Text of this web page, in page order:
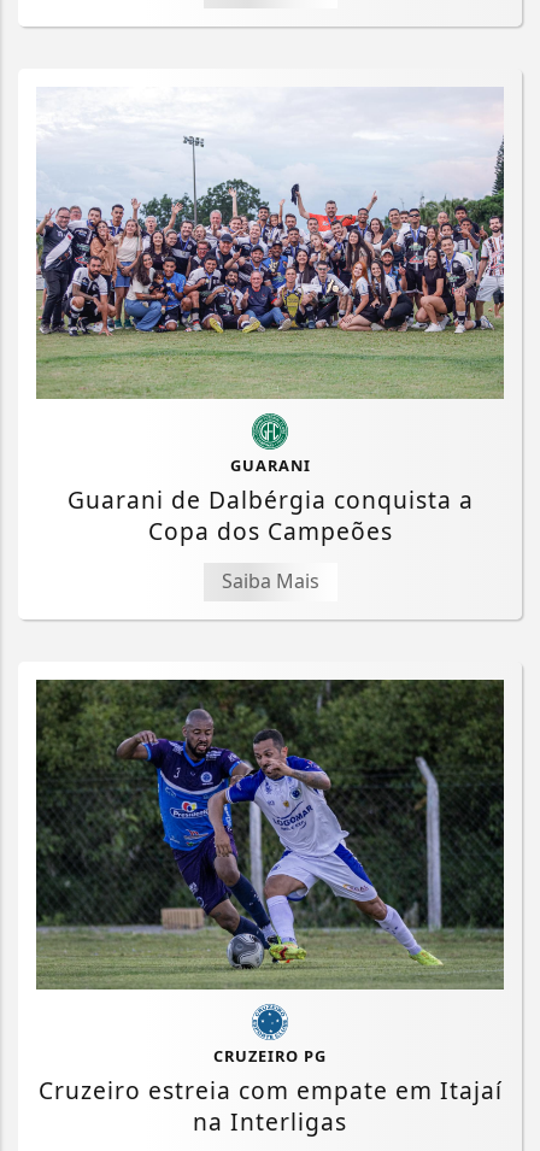
GUARANI
Guarani de Dalbérgia conquista a
Copa dos Campeões
Saiba Mais
CRUZEIRO PG
Cruzeiro estreia com empate em Itajaí
na Interligas